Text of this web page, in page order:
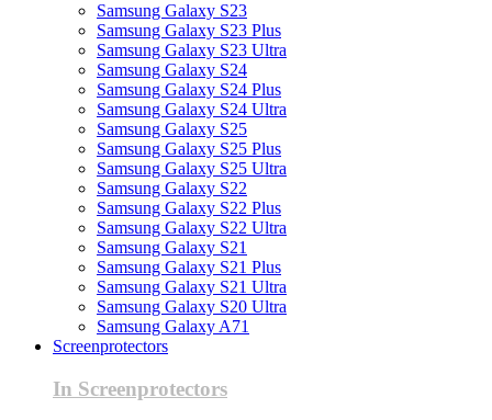
Samsung Galaxy S23
Samsung Galaxy S23 Plus
Samsung Galaxy S23 Ultra
Samsung Galaxy S24
Samsung Galaxy S24 Plus
Samsung Galaxy S24 Ultra
Samsung Galaxy S25
Samsung Galaxy S25 Plus
Samsung Galaxy S25 Ultra
Samsung Galaxy S22
Samsung Galaxy S22 Plus
Samsung Galaxy S22 Ultra
Samsung Galaxy S21
Samsung Galaxy S21 Plus
Samsung Galaxy S21 Ultra
Samsung Galaxy S20 Ultra
Samsung Galaxy A71
Screenprotectors
In Screenprotectors